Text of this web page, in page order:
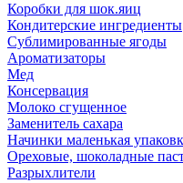
Коробки для шок.яиц
Кондитерские ингредиенты
Сублимированные ягоды
Ароматизаторы
Мед
Консервация
Молоко сгущенное
Заменитель сахара
Начинки маленькая
Ореховые, шоколадные
Разрыхлители